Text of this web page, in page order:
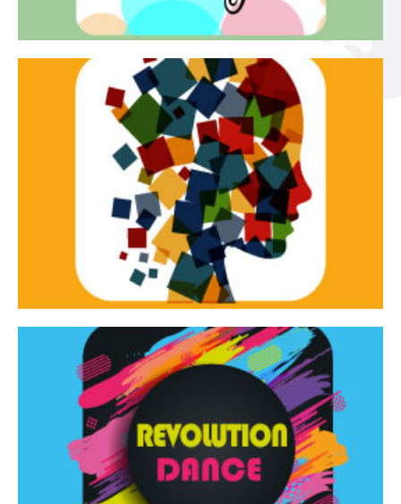
Tracce dinamiche
Tracce Dinamiche è una rassegna di teatro
d’innovazione e sperimentale.
Continua
Revolution Dance
Rassegna di danza contemporanea – I Edizione